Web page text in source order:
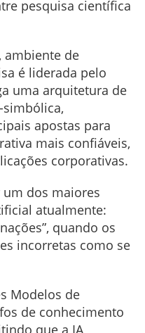
pesquisa científica
ambiente de
é liderada pelo
uma arquitetura de
apostas para
mais confiáveis,
corporativas.
dos maiores
atualmente:
quando os
incorretas como se
Modelos de
de conhecimento
que a IA